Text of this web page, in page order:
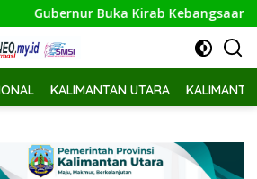
Buka Kirab Kebangsaan di Sebatik,
KALIMANTAN UTARA